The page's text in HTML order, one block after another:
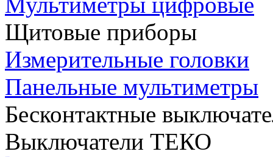
Щитовые приборы
Измерительные головки
Панельные мультиметры
Бесконтактные
Выключатели ТЕКО